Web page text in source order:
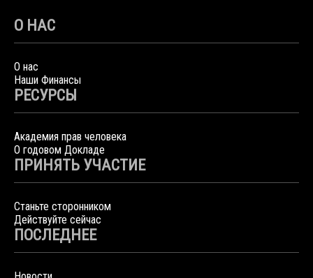
О НАС
О нас
Наши Финансы
РЕСУРСЫ
Академия прав человека
О годовом Докладе
ПРИНЯТЬ УЧАСТИЕ
Станьте сторонником
Действуйте сейчас
ПОСЛЕДНЕЕ